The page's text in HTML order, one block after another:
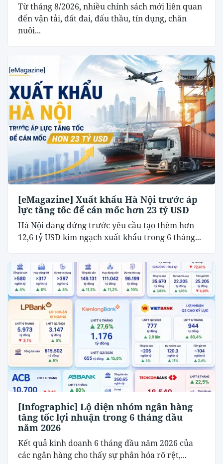
Từ tháng 8/2026, nhiều chính sách mới liên quan
đến vận tải, đất đai, đấu thầu, tín dụng, chăn
nuôi...
[eMagazine] Xuất khẩu Hà Nội trước áp
lực tăng tốc để cán mốc hơn 23 tỷ USD
Hà Nội đang đứng trước yêu cầu tạo thêm hơn
12,6 tỷ USD kim ngạch xuất khẩu trong 6 tháng...
[Infographic] Lộ diện nhóm ngân hàng
tăng tốc lợi nhuận trong 6 tháng đầu
năm 2026
Kết quả kinh doanh 6 tháng đầu năm 2026 của
các ngân hàng cho thấy sự phân hóa rõ rệt,...